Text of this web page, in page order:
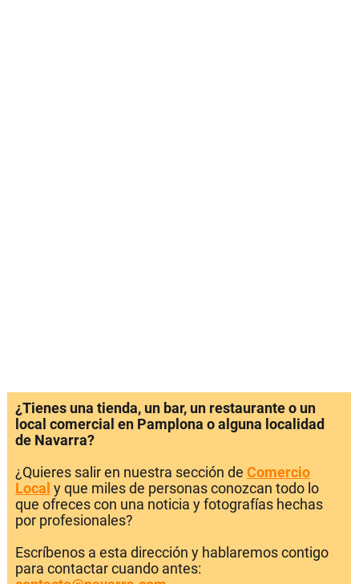
¿Tienes una tienda, un bar, un restaurante o un
local comercial en Pamplona o alguna localidad
de Navarra?
¿Quieres salir en nuestra sección de Comercio
Local y que miles de personas conozcan todo lo
que ofreces con una noticia y fotografías hechas
por profesionales?
Escríbenos a esta dirección y hablaremos contigo
para contactar cuando antes: